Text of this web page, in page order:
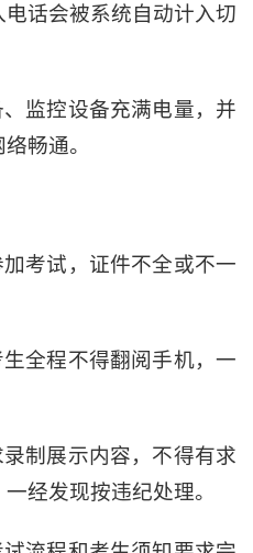
话会被系统自动计入切
监控设备充满电量，并
畅通。
考试，证件不全或不一
全程不得翻阅手机，一
制展示内容，不得有求
经发现按违纪处理。